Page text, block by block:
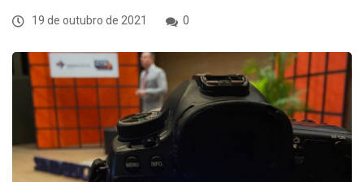
19 de outubro de 2021 0